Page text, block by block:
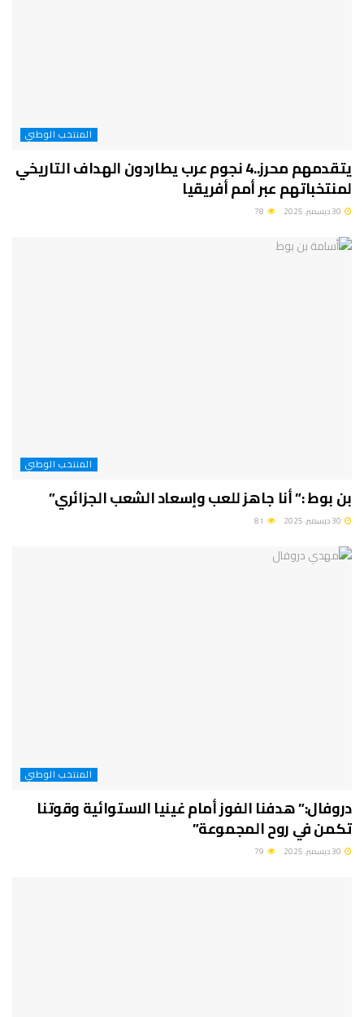
المنتخب الوطني
يتقدمهم محرز..4 نجوم عرب يطاردون الهداف التاريخي
لمنتخباتهم عبر أمم أفريقيا
المنتخب الوطني
بن بوط :” أنا جاهز للعب وإسعاد الشعب الجزائري”
المنتخب الوطني
دروفال:” هدفنا الفوز أمام غينيا الاستوائية وقوتنا
تكمن في روح المجموعة”